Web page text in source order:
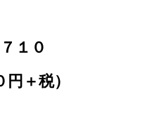
１０
円＋税）